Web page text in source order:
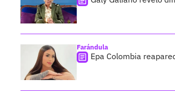
Farándula
Epa Colombia